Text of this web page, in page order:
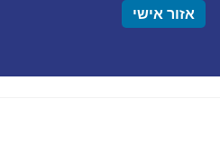
אזור אישי